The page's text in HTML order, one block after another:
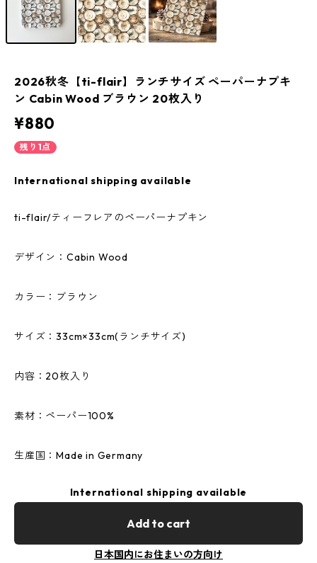
2026秋冬【ti-flair】ランチサイズ ペーパーナプキ
ン Cabin Wood ブラウン 20枚入り
¥880
残り1点
International shipping available
ti-flair/ティーフレアのペーパーナプキン
デザイン：Cabin Wood
カラー：ブラウン
サイズ：33cm×33cm(ランチサイズ)
内容：20枚入り
素材：ペーパー100%
生産国：Made in Germany
International shipping available
Add to cart
日本国内にお住まいの方向け